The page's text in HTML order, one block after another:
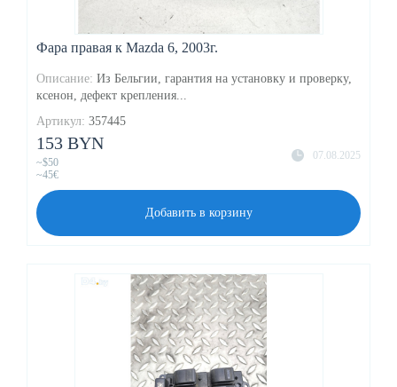
Фара правая к Mazda 6, 2003г.
Описание: Из Бельгии, гарантия на установку и проверку,
ксенон, дефект крепления...
Артикул: 357445
07.08.2025
153 BYN
~$50
~45€
Добавить в корзину